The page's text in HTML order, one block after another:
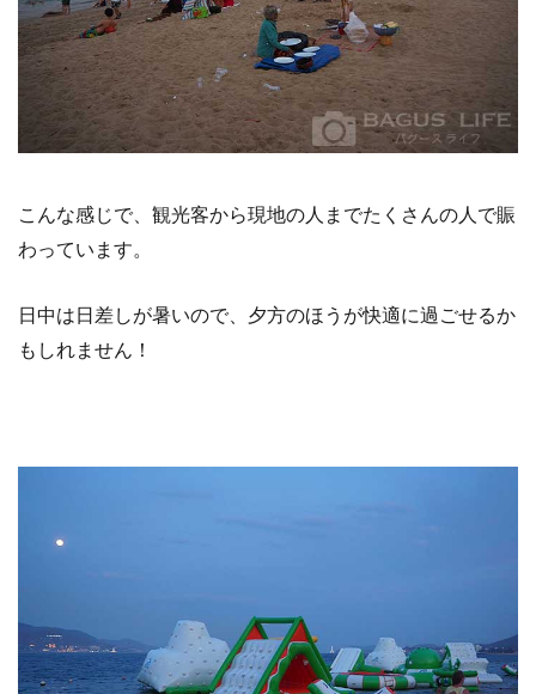
こんな感じで、観光客から現地の人までたくさんの人で賑
わっています。
日中は日差しが暑いので、夕方のほうが快適に過ごせるか
もしれません！